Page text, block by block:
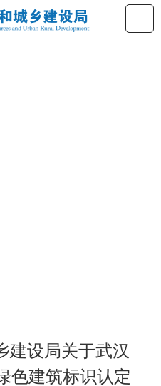
建设局关于武汉
色建筑标识认定